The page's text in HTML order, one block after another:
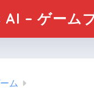
– ゲーム
ム